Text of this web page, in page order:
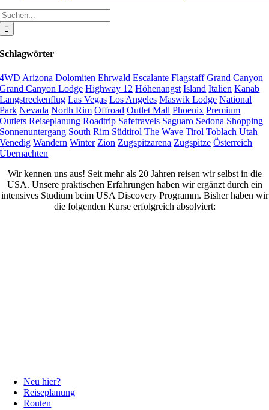
Schlagwörter
4WD Arizona Dolomiten Ehrwald Escalante Flagstaff Grand Canyon
Grand Canyon Lodge Highway 12 Höhenangst Island Italien Kanab
Langstreckenflug Las Vegas Los Angeles Maswik Lodge National
Park Nevada North Rim Offroad Outlet Mall Phoenix Premium
Outlets Reiseplanung Roadtrip Safetravels Saguaro Sedona Shopping
Sonnenuntergang South Rim Südtirol The Wave Tirol Toblach Utah
Venedig Wandern Winter Zion Zugspitzarena Zugspitze Österreich
Übernachten
Wir kennen uns aus! Seit mehr als 20 Jahren reisen wir selbst in die
USA. Unsere praktischen Erfahrungen haben wir ergänzt durch ein
intensives Studium beim USA Discovery Programm. Bisher haben wir
die folgenden Kurse erfolgreich absolviert:
Neu hier?
Reiseplanung
Routen